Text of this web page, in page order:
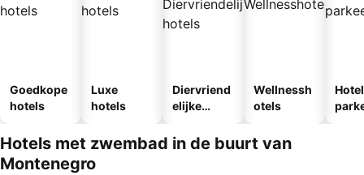
Goedkope
hotels
Luxe
hotels
Diervriend
elijke
Wellnessh
otels
Hotels met zwembad in de buurt van
Montenegro